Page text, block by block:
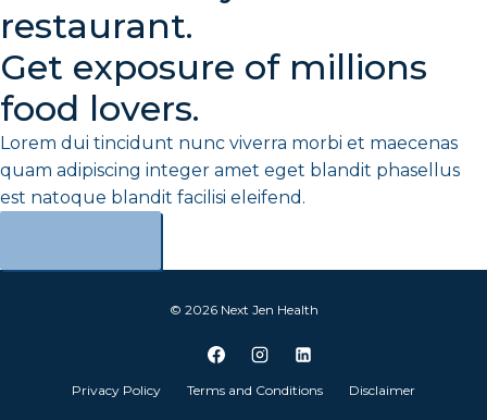
restaurant.
Get exposure of millions
food lovers.
Lorem dui tincidunt nunc viverra morbi et maecenas
quam adipiscing integer amet eget blandit phasellus
est natoque blandit facilisi eleifend.
© 2026 Next Jen Health
Privacy Policy Terms and Conditions Disclaimer